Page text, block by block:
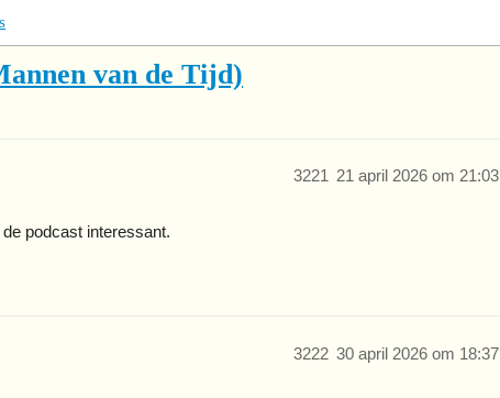
van de Tijd)
21 april 2026 om 21:03
3221
podcast interessant.
30 april 2026 om 18:37
3222